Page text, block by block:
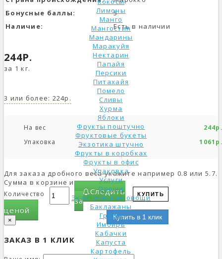
Лимоны
Манго
Мангостин
Мандарины
Маракуйя
Нектарин
Папайя
Персики
Питахайя
Помело
Сливы
Хурма
Яблоки
Фрукты поштучно
Фруктовые букеты
Экзотика штучно
Фрукты в коробках
Фрукты в офис
Упаковка
Услуги
Овощи
Экзотические овощи
Баклажаны
Грибы
Имбирь
Кабачки
Капуста
Картофель
Бонусные баллы:
5
Наличие:
Есть в наличии
244Р.
за 1 кг.
3 или более: 224р.
На вес
Упаковка
Для заказа дробного веса укажите например 0.8 или 5.7.
Сумма в корзине изменится.
Количество КУПИТЬ
Купить в 1 клик
Следить
за
ценой
×
ЗАКАЗ В 1 КЛИК